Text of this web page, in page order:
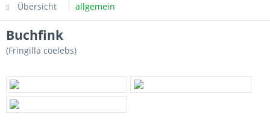
Übersicht allgemein
Buchfink
(Fringilla coelebs)